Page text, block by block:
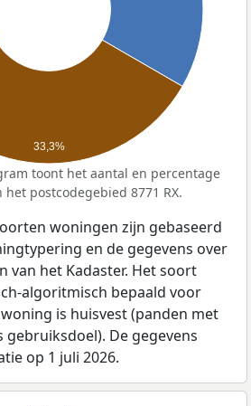
33,3%
toont het aantal en percentage
postcodegebied 8771 RX.
woningen zijn gebaseerd
en de gegevens over
van het Kadaster. Het soort
algoritmisch bepaald voor
is huisvest (panden met
De gegevens
op 1 juli 2026.